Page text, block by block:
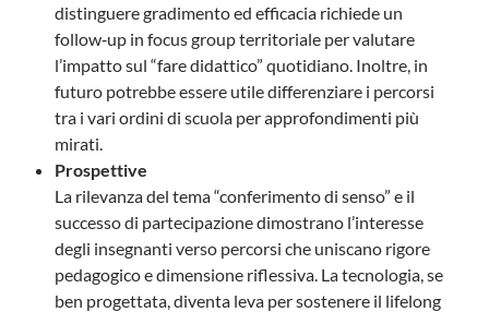
distinguere gradimento ed efficacia richiede un
follow‑up in focus group territoriale per valutare
l’impatto sul “fare didattico” quotidiano. Inoltre, in
futuro potrebbe essere utile differenziare i percorsi
tra i vari ordini di scuola per approfondimenti più
mirati.
Prospettive
La rilevanza del tema “conferimento di senso” e il
successo di partecipazione dimostrano l’interesse
degli insegnanti verso percorsi che uniscano rigore
pedagogico e dimensione riflessiva. La tecnologia, se
ben progettata, diventa leva per sostenere il lifelong